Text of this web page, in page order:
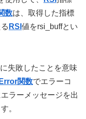
数は、取得した指標
RSI 値をrsi_buffとい
失敗したことを意味
関数でエラーコ
ラーメッセージを出
。